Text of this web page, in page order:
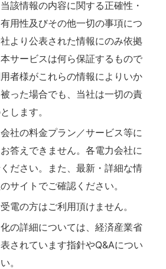
該情報の内容に関する正確性・
用性及びその他一切の事項につ
より公表された情報にのみ依拠
サービスは何ら保証するもので
者様がこれらの情報によりいか
った場合でも、当社は一切の責
します。
社の料金プラン／サービス等に
答えできません。各電力会社に
ださい。また、最新・詳細な情
サイトでご確認ください。
電の方はご利用頂けません。
の詳細については、経済産業省
されています指針やQ&Aについ
。